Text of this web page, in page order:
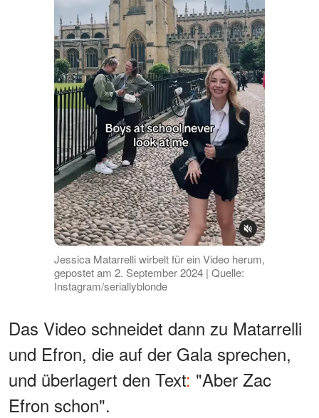
Jessica Matarrelli wirbelt für ein Video herum,
gepostet am 2. September 2024 | Quelle:
Instagram/seriallyblonde
Das Video schneidet dann zu Matarrelli
und Efron, die auf der Gala sprechen,
und überlagert den Text: "Aber Zac
Efron schon".